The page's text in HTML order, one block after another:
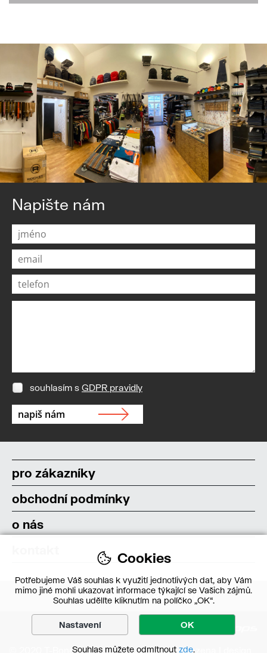
Napište nám
souhlasím s GDPR pravidly
pro zákazníky
obchodní podmínky
o nás
© 2020 T-Bone s.r.o. – Všechna práva vyhrazena | design
Cookies
Potřebujeme Váš souhlas k využití jednotlivých dat, aby Vám
mimo jiné mohli ukazovat informace týkající se Vašich zájmů.
Souhlas udělíte kliknutím na políčko „OK“.
Nastavení OK
Souhlas můžete odmítnout zde.